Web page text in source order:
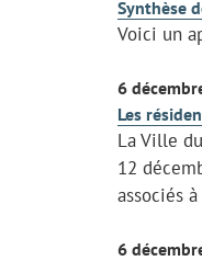
Synthèse
Voici un
6
Les
La Ville
12
associés
6